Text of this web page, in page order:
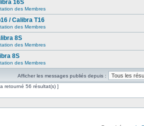
16S
des Membres
/ Calibra T16
des Membres
8S
des Membres
8S
des Membres
Afficher les messages publiés depuis :
retourné 56 résultat(s) ]